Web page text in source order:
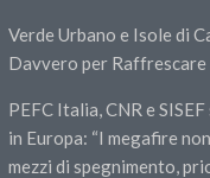
Verde Urbano e Isole di
Davvero per
PEFC Italia, CNR e
in Europa: “I megafire
mezzi di spegnimento,